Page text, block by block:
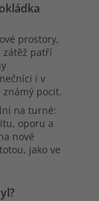
prostory,
zátěž patří
i v
pocit.
na turné:
oporu a
nové
jako ve